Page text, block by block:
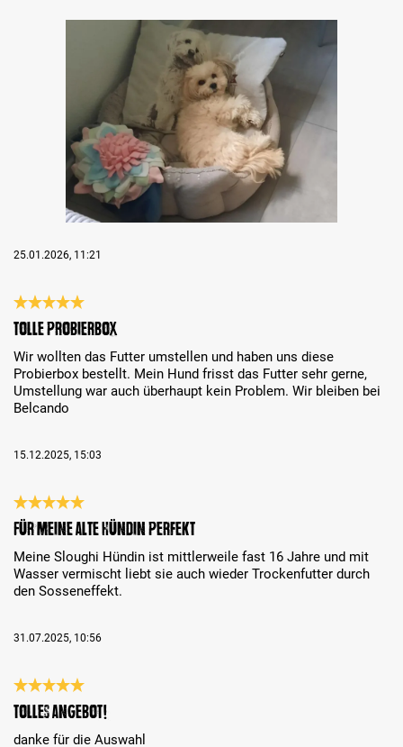
Bildergalerie überspringen
25.01.2026, 11:21
Bewertung mit 5 von 5 Sternen
Tolle Probierbox
Wir wollten das Futter umstellen und haben uns diese
Probierbox bestellt. Mein Hund frisst das Futter sehr gerne,
Umstellung war auch überhaupt kein Problem. Wir bleiben bei
Belcando
15.12.2025, 15:03
Bewertung mit 5 von 5 Sternen
Für meine alte Hündin perfekt
Meine Sloughi Hündin ist mittlerweile fast 16 Jahre und mit
Wasser vermischt liebt sie auch wieder Trockenfutter durch
den Sosseneffekt.
31.07.2025, 10:56
Bewertung mit 5 von 5 Sternen
tolles Angebot!
danke für die Auswahl